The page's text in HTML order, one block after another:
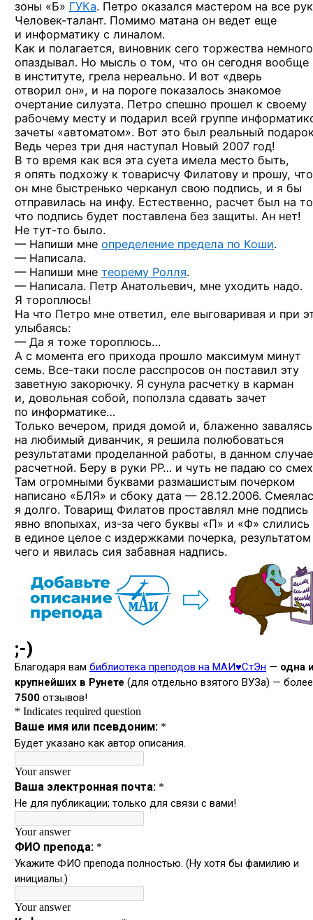
зоны «Б» ГУКа. Петро оказался мастером на все
Человек-талант. Помимо матана он ведет еще
и информатику с линалом.
Как и полагается, виновник сего торжества немного
опаздывал. Но мысль о том, что он сегодня вообще
в институте, грела нереально. И вот «дверь
отворил он», и на пороге показалось знакомое
очертание силуэта. Петро спешно прошел к своему
рабочему месту и подарил всей группе
зачеты «автоматом». Вот это был реальный
Ведь через три дня наступал Новый 2007 год!
В то время как вся эта суета имела место быть,
я опять подхожу к товарисчу Филатову и прошу,
он мне быстренько черканул свою подпись, и я бы
отправилась на инфу. Естественно, расчет был на
что подпись будет поставлена без защиты. Ан нет!
Не тут-то было.
— Напиши мне определение предела по Коши.
— Написала.
— Напиши мне теорему Ролля.
— Написала. Петр Анатольевич, мне уходить надо.
Я тороплюсь!
На что Петро мне ответил, еле выговаривая и при
улыбаясь:
— Да я тоже тороплюсь…
А с момента его прихода прошло максимум минут
семь. Все-таки после расспросов он поставил эту
заветную закорючку. Я сунула расчетку в карман
и, довольная собой, поползла сдавать зачет
по информатике…
Только вечером, придя домой и, блаженно завалясь
на любимый диванчик, я решила полюбоваться
результатами проделанной работы, в данном
расчетной. Беру в руки РР… и чуть не падаю со
Там огромными буквами размашистым почерком
написано «БЛЯ» и сбоку дата — 28.12.2006.
я долго. Товарищ Филатов проставлял мне подпись
явно впопыхах, из-за чего буквы «П» и «Ф» слились
в единое целое с издержками почерка, результатом
чего и явилась сия забавная надпись.